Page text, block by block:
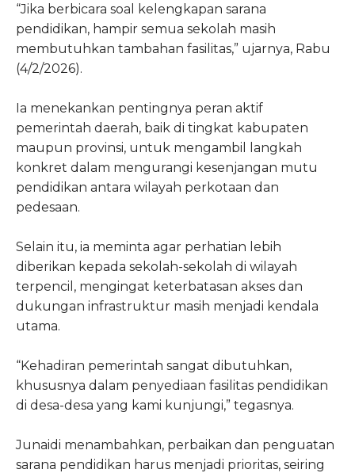
“Jika berbicara soal kelengkapan sarana
pendidikan, hampir semua sekolah masih
membutuhkan tambahan fasilitas,” ujarnya, Rabu
(4/2/2026).
Ia menekankan pentingnya peran aktif
pemerintah daerah, baik di tingkat kabupaten
maupun provinsi, untuk mengambil langkah
konkret dalam mengurangi kesenjangan mutu
pendidikan antara wilayah perkotaan dan
pedesaan.
Selain itu, ia meminta agar perhatian lebih
diberikan kepada sekolah-sekolah di wilayah
terpencil, mengingat keterbatasan akses dan
dukungan infrastruktur masih menjadi kendala
utama.
“Kehadiran pemerintah sangat dibutuhkan,
khususnya dalam penyediaan fasilitas pendidikan
di desa-desa yang kami kunjungi,” tegasnya.
Junaidi menambahkan, perbaikan dan penguatan
sarana pendidikan harus menjadi prioritas, seiring